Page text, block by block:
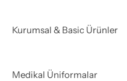
Kurumsal & Basic Ürünler
Medikal Üniformalar